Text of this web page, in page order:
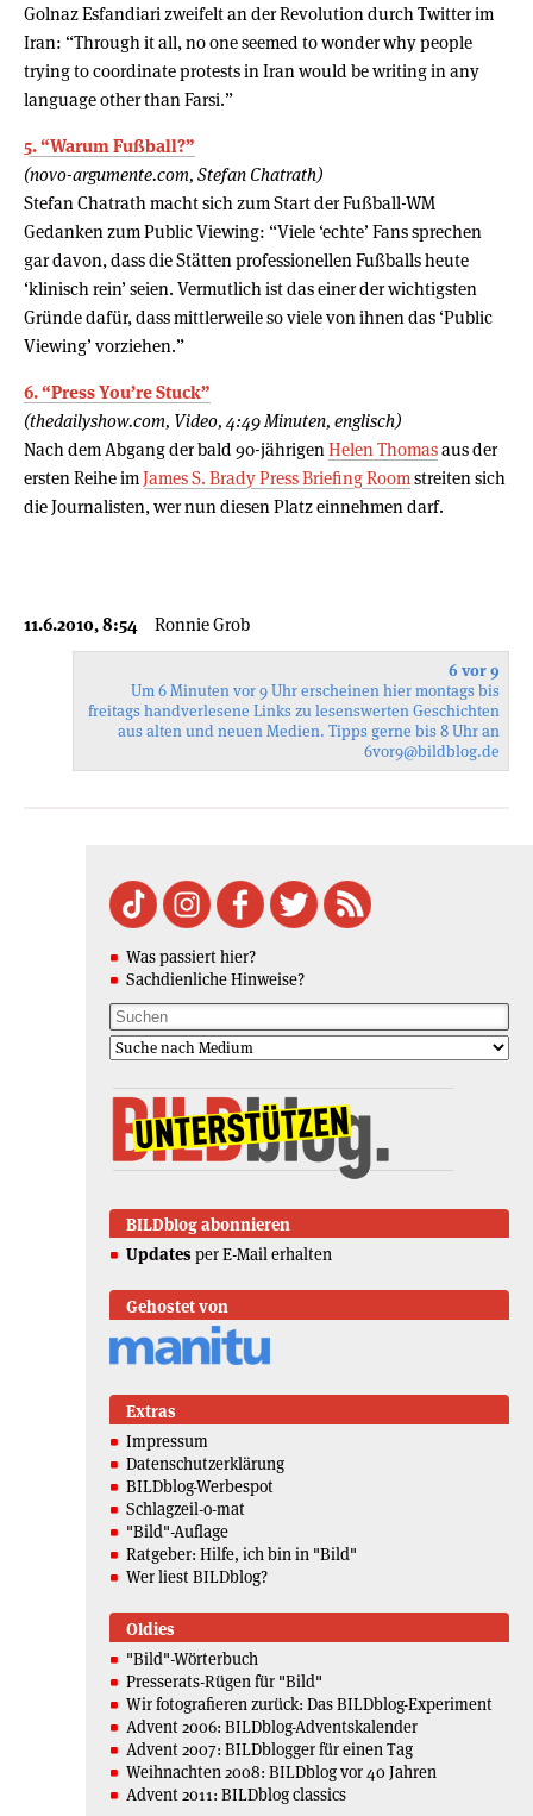
Golnaz Esfandiari zweifelt an der Revolution durch Twitter im
Iran: “Through it all, no one seemed to wonder why people
trying to coordinate protests in Iran would be writing in any
language other than Farsi.”
5. “Warum Fußball?”
(novo-argumente.com, Stefan Chatrath)
Stefan Chatrath macht sich zum Start der Fußball-WM
Gedanken zum Public Viewing: “Viele ‘echte’ Fans sprechen
gar davon, dass die Stätten professionellen Fußballs heute
‘klinisch rein’ seien. Vermutlich ist das einer der wichtigsten
Gründe dafür, dass mittlerweile so viele von ihnen das ‘Public
Viewing’ vorziehen.”
6. “Press You’re Stuck”
(thedailyshow.com, Video, 4:49 Minuten, englisch)
Nach dem Abgang der bald 90-jährigen Helen Thomasaus der
ersten Reihe imJames S. Brady Press Briefing Roomstreiten sich
die Journalisten, wer nun diesen Platz einnehmen darf.
11.6.2010, 8:54 Ronnie Grob
6 vor 9
Um 6 Minuten vor 9 Uhr erscheinen hier montags bis
freitags handverlesene Links zu lesenswerten Geschichten
aus alten und neuen Medien. Tipps gerne bis 8 Uhr an
6vor9@bildblog.de
Was passiert hier?
Sachdienliche Hinweise?
BILDblog abonnieren
Updates per E-Mail erhalten
Gehostet von
Extras
Impressum
Datenschutzerklärung
BILDblog-Werbespot
Schlagzeil-o-mat
"Bild"-Auflage
Ratgeber: Hilfe, ich bin in "Bild"
Wer liest BILDblog?
Oldies
"Bild"-Wörterbuch
Presserats-Rügen für "Bild"
Wir fotografieren zurück: Das BILDblog-Experiment
Advent 2006: BILDblog-Adventskalender
Advent 2007: BILDblogger für einen Tag
Weihnachten 2008: BILDblog vor 40 Jahren
Advent 2011: BILDblog classics